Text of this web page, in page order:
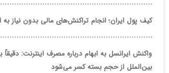
کیف پول ایران؛ انجام تراکنش‌های مالی بدون نیاز به
واکنش ایرانسل به ابهام درباره مصرف اینترنت:
بین‌الملل از حجم بسته کسر می‌شود